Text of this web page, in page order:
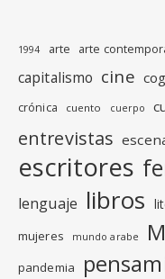
1994 arte arte
capitalismo cine
crónica cuento cuerpo
entrevistas
escritores
lenguaje libros
mujeres mundo arabe
pandemia